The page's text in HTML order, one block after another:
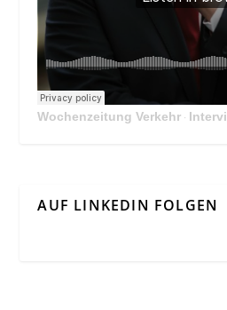
Wochenzeitung Verkehr · Interview
AUF LINKEDIN FOLGEN